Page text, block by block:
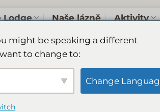
Lodge Naše lázně Aktivity
Camelthorn
might be speaking a different
to change to:
Change